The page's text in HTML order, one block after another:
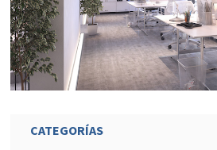
CATEGORÍAS